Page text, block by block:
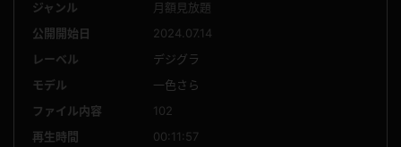
ジャンル
月額見放題
公開開始日
2024.07.14
レーベル
デジグラ
モデル
一色さら
ファイル内容
102
再生時間
00:11:57